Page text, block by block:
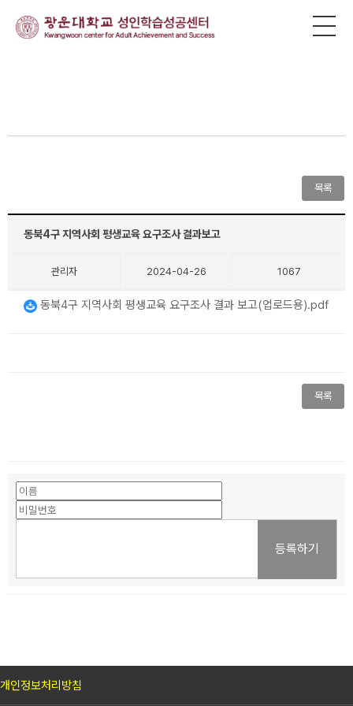
목록
동북4구 지역사회 평생교육 요구조사 결과보고
관리자 2024-04-26 1067
동북4구 지역사회 평생교육 요구조사 결과 보고(업로드용).pdf
목록
등록하기
개인정보처리방침